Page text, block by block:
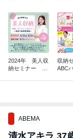
2024年 美人収
納セミナー ～
収納
ABC
ABEMA